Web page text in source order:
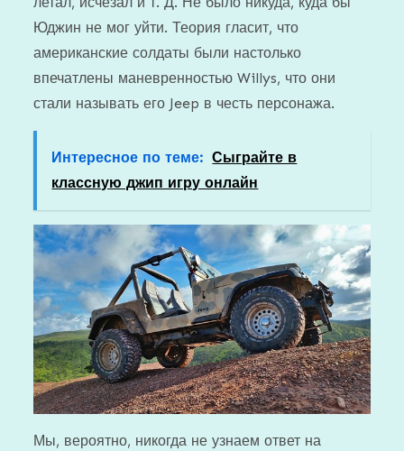
Юджин не мог уйти. Теория гласит, что
американские солдаты были настолько
впечатлены маневренностью Willys, что они
стали называть его Jeep в честь персонажа.
Интересное по теме: Сыграйте в
классную джип игру онлайн
Мы, вероятно, никогда не узнаем ответ на